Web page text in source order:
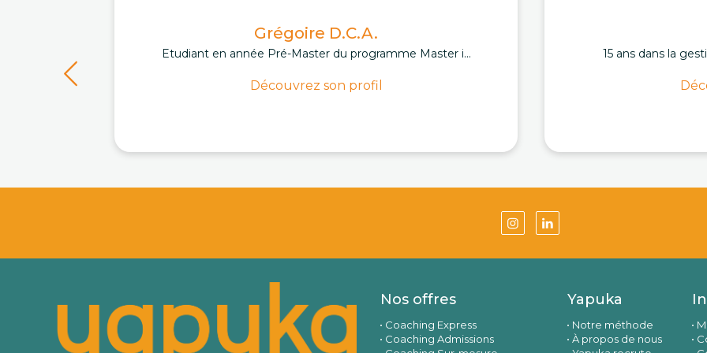
Grégoire D.C.A.
Etudiant en année Pré-Master du programme Master i...
Découvrez son profil
15 ans dans la
Nos offres
Coaching Express
Coaching Admissions
Yapuka
Notre méthode
À propos de nous